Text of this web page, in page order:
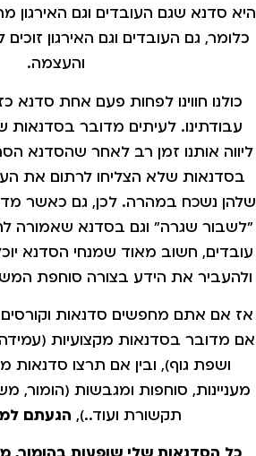
היא סדנא שגם העובדים וגם האירגון
כלומר, גם העובדים וגם האירגון
והעצמה.
כולנו חווינו לפחות פעם אחת
עבודתינו. לעיתים מדובר
ליווה אותנו זמן רב לאחר שהסדנא
בסדנאות שלא הצליחו לרתום את
שלהן נשכח במהרה. לכן, גם כאשר
"לשבור שגרה" וגם בסדנא שאמורה
עובדים, חשוב מאוד שמנחי הסדנא
ולהעביר את הידע בצורה סוחפת
אז אם אתם מחפשים סדנאות וקורסים
אם מדובר בסדנאות מקצועיות (עמידה
ושפת גוף), ובין אם תרצו סדנאות
מעניינות, סוחפות ומגבשות (הומור,
תקשורת ועוד..), הגעתם